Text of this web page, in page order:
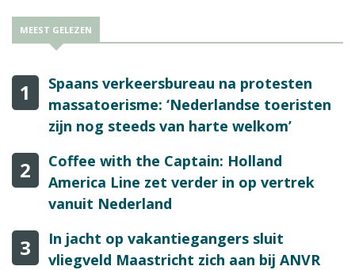
MEEST GELEZEN
1
Spaans verkeersbureau na protesten
massatoerisme: ‘Nederlandse toeristen
zijn nog steeds van harte welkom’
2
Coffee with the Captain: Holland
America Line zet verder in op vertrek
vanuit Nederland
3
In jacht op vakantiegangers sluit
vliegveld Maastricht zich aan bij ANVR